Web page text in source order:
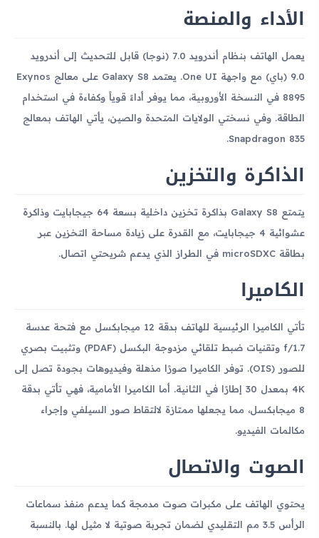
الأداء والمنصة
يعمل الهاتف بنظام أندرويد 7.0 (نوجا) قابل للتحديث إلى أندرويد
9.0 (باي) مع واجهة One UI. يعتمد Galaxy S8 على معالج Exynos
8895 في النسخة الأوروبية، مما يوفر أداءً قوياً وكفاءة في استخدام
الطاقة. وفي نسختي الولايات المتحدة والصين، يأتي الهاتف بمعالج
Snapdragon 835.
الذاكرة والتخزين
يتمتع Galaxy S8 بذاكرة تخزين داخلية بسعة 64 جيجابايت وذاكرة
عشوائية 4 جيجابايت، مع القدرة على زيادة مساحة التخزين عبر
بطاقة microSDXC في الطراز الذي يدعم شريحتي اتصال.
الكاميرا
تأتي الكاميرا الرئيسية للهاتف بدقة 12 ميجابكسل مع فتحة عدسة
f/1.7 وتقنيات ضبط تلقائي مزدوجة البكسل (PDAF) وتثبيت بصري
للصور (OIS). توفر الكاميرا صورًا مذهلة وفيديوهات بجودة تصل إلى
4K بمعدل 30 إطارًا في الثانية. أما الكاميرا الأمامية، فهي تأتي بدقة
8 ميجابكسل، مما يجعلها ممتازة لالتقاط صور السيلفي وإجراء
مكالمات الفيديو.
الصوت والاتصال
يحتوي الهاتف على مكبرات صوت مدمجة كما يدعم منفذ سماعات
الرأس 3.5 مم التقليدي لضمان تجربة صوتية لا مثيل لها. بالنسبة